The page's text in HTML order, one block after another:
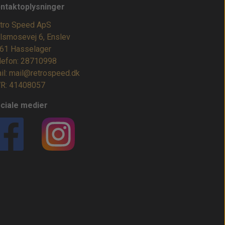
Speed ApS
6, Enslev
Hasselager
28710998
mail@retrospeed.dk
41408057
medier